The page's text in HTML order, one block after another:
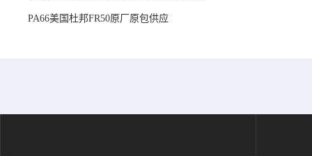
PA66美国杜邦FR50原厂原包供应